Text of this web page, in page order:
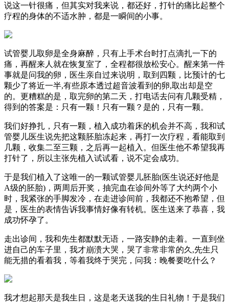
说这一针很痛，但其实对我来说，都还好，打针的痛比起整个
疗程的身体的不适水肿，都是一瞬间的小事。
试管婴儿取卵是全身麻醉，只有上手术台时打点滴扎一下的
痛，再醒来人就在恢复室了，全程都很放松安心。醒来第一件
事就是问我的卵，医生亲自过来说明，取到四颗，比预计的七
颗少了将近一半,有些原本透过超音波看到的卵,取出却是空
的。更糟糕的是，取完卵的第二天，打电话去问有几颗受精，
得到的答案是：只有一颗！只有一颗？是的，只有一颗。
我们好挣扎，只有一颗，植入成功着床的机会并不高，我和试
管婴儿医生说先把这颗胚胎冻起来，再打一次疗程，看能取到
几颗，收集二至三颗，之后再一起植入。但医生他不希望我再
打针了，所以主张先植入试试看，说不定会成功。
于是我们植入了这唯一的一颗试管婴儿胚胎(医生说还好他是
A级的胚胎)，两周后开奖，抽完血在诊间外等了大约两个小
时，我紧张的手脚发冷，在走进诊间前，我都还不抱希望，但
是，医生的表情告诉我事情好像有转机。医生送来了恭喜，我
成功怀孕了。
走出诊间，我和先生都默默无语，一路安静的走着。一直到坐
进自己的车子里，我才崩溃大哭，哭了非常非常的久,先生只
能无措的看着我，等着我终于哭完，问我：晚餐要吃什么？
我才想起那天是我生日，这是老天送我的生日礼物！于是我们